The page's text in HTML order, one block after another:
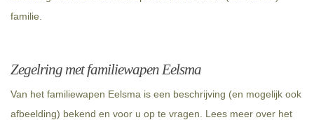
familie.
Zegelring met familiewapen Eelsma
Van het familiewapen Eelsma is een beschrijving (en mogelijk ook
afbeelding) bekend en voor u op te vragen. Lees meer over het